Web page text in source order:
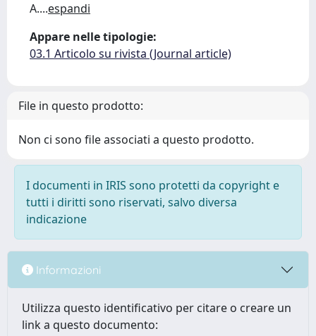
A....espandi
Appare nelle tipologie:
03.1 Articolo su rivista (Journal article)
File in questo prodotto:
Non ci sono file associati a questo prodotto.
I documenti in IRIS sono protetti da copyright e
tutti i diritti sono riservati, salvo diversa
indicazione
Informazioni
Utilizza questo identificativo per citare o creare un
link a questo documento: